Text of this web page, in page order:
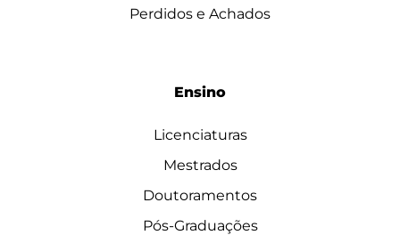
Perdidos e Achados
Ensino
Licenciaturas
Mestrados
Doutoramentos
Pós-Graduações